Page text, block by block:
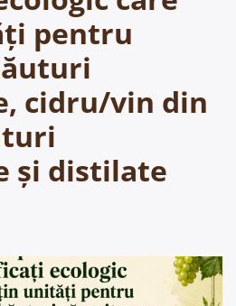
pentru
cidru/vin din
și distilate